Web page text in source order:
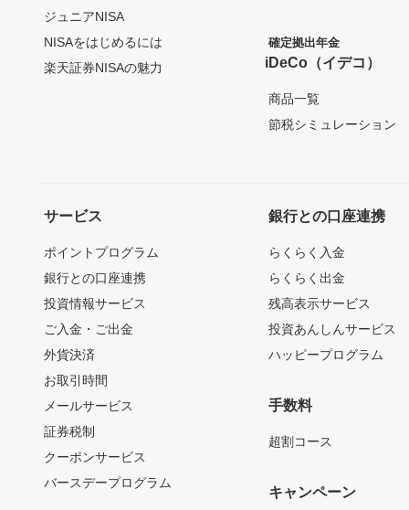
ジュニアNISA
NISAをはじめるには
楽天証券NISAの魅力
確定拠出年金
iDeCo（イデコ）
商品一覧
節税シミュレーション
サービス
ポイントプログラム
銀行との口座連携
投資情報サービス
ご入金・ご出金
外貨決済
お取引時間
メールサービス
証券税制
クーポンサービス
バースデープログラム
銀行との口座連携
らくらく入金
らくらく出金
残高表示サービス
投資あんしんサービス
ハッピープログラム
手数料
超割コース
キャンペーン